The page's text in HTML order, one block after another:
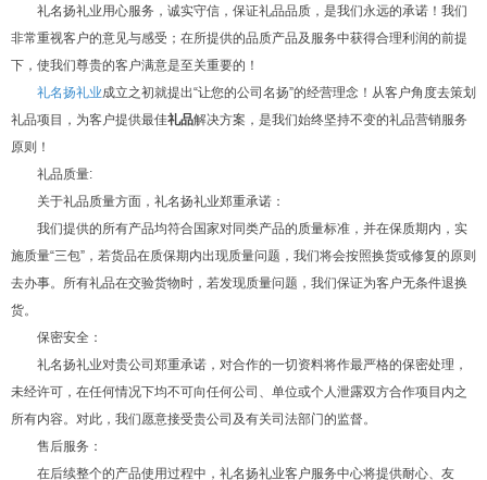
礼名扬礼业用心服务，诚实守信，保证礼品品质，是我们永远的承诺！我们
非常重视客户的意见与感受；在所提供的品质产品及服务中获得合理利润的前提
下，使我们尊贵的客户满意是至关重要的！
礼名扬礼业成立之初就提出“让您的公司名扬”的经营理念！从客户角度去策划
礼品项目，为客户提供最佳礼品解决方案，是我们始终坚持不变的礼品营销服务
原则！
礼品质量:
关于礼品质量方面，礼名扬礼业郑重承诺：
我们提供的所有产品均符合国家对同类产品的质量标准，并在保质期内，实
施质量“三包”，若货品在质保期内出现质量问题，我们将会按照换货或修复的原则
去办事。所有礼品在交验货物时，若发现质量问题，我们保证为客户无条件退换
货。
保密安全：
礼名扬礼业对贵公司郑重承诺，对合作的一切资料将作最严格的保密处理，
未经许可，在任何情况下均不可向任何公司、单位或个人泄露双方合作项目内之
所有内容。对此，我们愿意接受贵公司及有关司法部门的监督。
售后服务：
在后续整个的产品使用过程中，礼名扬礼业客户服务中心将提供耐心、友